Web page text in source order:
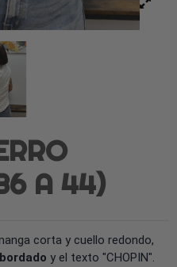
A 44)
corta y cuello redondo,
y el texto "CHOPIN".